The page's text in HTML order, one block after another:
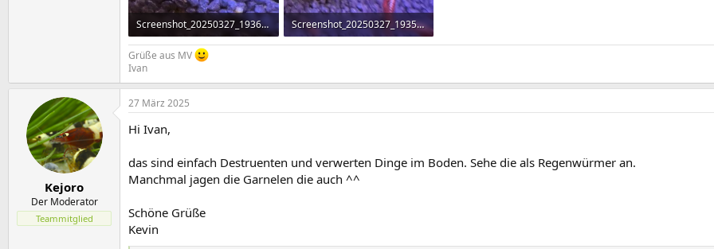
Screenshot_20250327_193605_Gallery.jpg
381,8 KB · Aufrufe: 242
Screenshot_20250327_193545_Gallery.jpg
355 KB · Aufrufe: 250
Grüße aus MV
Ivan
Kejoro
Der Moderator
Teammitglied
27 März 2025
Hi Ivan,
das sind einfach Destruenten und verwerten Dinge im Boden. Sehe die als Regenwürmer an.
Manchmal jagen die Garnelen die auch ^^
Schöne Grüße
Kevin